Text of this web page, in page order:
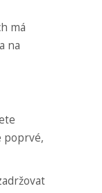
má
na
poprvé,